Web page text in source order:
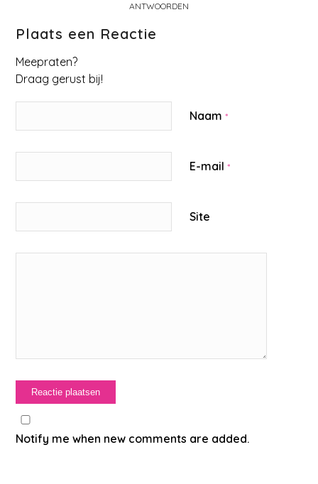
ANTWOORDEN
Plaats een Reactie
Meepraten?
Draag gerust bij!
Naam*
E-mail*
Site
Notify me when new comments are added.